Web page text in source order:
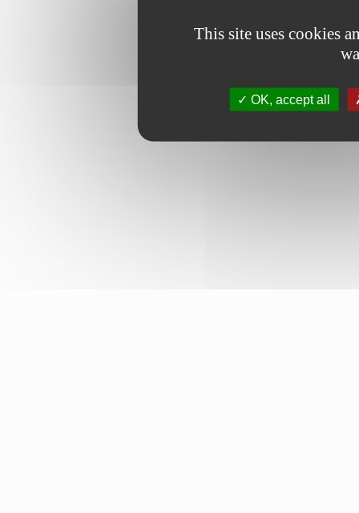
This site uses cookies
OK, accept all